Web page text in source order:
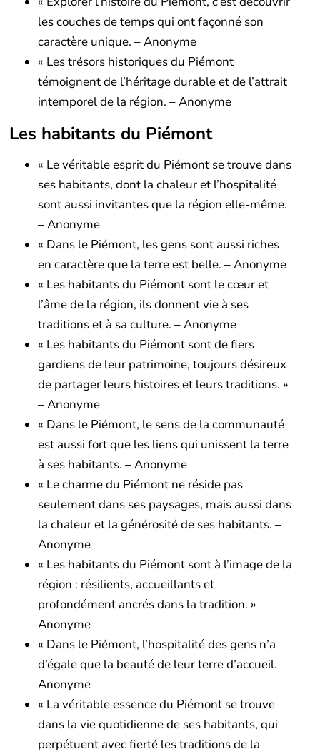
les couches de temps qui ont façonné son
caractère unique. – Anonyme
« Les trésors historiques du Piémont
témoignent de l’héritage durable et de l’attrait
intemporel de la région. – Anonyme
Les habitants du Piémont
« Le véritable esprit du Piémont se trouve dans
ses habitants, dont la chaleur et l’hospitalité
sont aussi invitantes que la région elle-même.
– Anonyme
« Dans le Piémont, les gens sont aussi riches
en caractère que la terre est belle. – Anonyme
« Les habitants du Piémont sont le cœur et
l’âme de la région, ils donnent vie à ses
traditions et à sa culture. – Anonyme
« Les habitants du Piémont sont de fiers
gardiens de leur patrimoine, toujours désireux
de partager leurs histoires et leurs traditions. »
– Anonyme
« Dans le Piémont, le sens de la communauté
est aussi fort que les liens qui unissent la terre
à ses habitants. – Anonyme
« Le charme du Piémont ne réside pas
seulement dans ses paysages, mais aussi dans
la chaleur et la générosité de ses habitants. –
Anonyme
« Les habitants du Piémont sont à l’image de la
région : résilients, accueillants et
profondément ancrés dans la tradition. » –
Anonyme
« Dans le Piémont, l’hospitalité des gens n’a
d’égale que la beauté de leur terre d’accueil. –
Anonyme
« La véritable essence du Piémont se trouve
dans la vie quotidienne de ses habitants, qui
perpétuent avec fierté les traditions de la